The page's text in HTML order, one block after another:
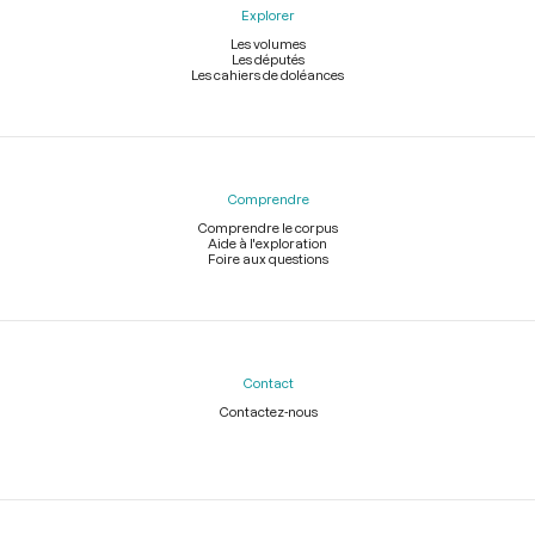
Explorer
Les volumes
Les députés
Les cahiers de doléances
Comprendre
Comprendre le corpus
Aide à l'exploration
Foire aux questions
Contact
Contactez-nous
Légal